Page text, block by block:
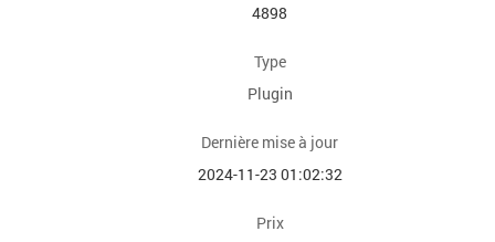
4898
Type
Plugin
Dernière mise à jour
2024-11-23 01:02:32
Prix